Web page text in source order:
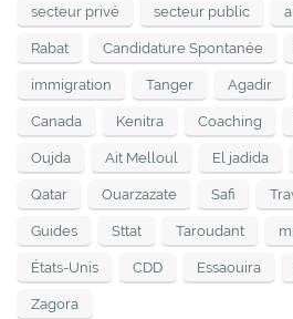
secteur privé secteur public
Rabat Candidature Spontanée
immigration Tanger Agadir
Canada Kenitra Coaching
Oujda Ait Melloul El jadida
Qatar Ouarzazate Safi
Guides Sttat Taroudant
États-Unis CDD Essaouira
Zagora